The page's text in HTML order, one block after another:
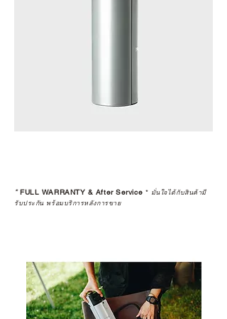
แนะนำให้คุณสอบถามทุกครั้งว่า ร้าน
อย่างเป็นทางการหรือไม่ เพื่อให้คุณ
ในอุปกรณ์ที่คุณรัก มีคุณค่าอย่าง
เพื่อให้คุณได้รับทั้งสินค้า และ
ประสบการณ์ที่สมบูรณ์แบบในระยะ
ยาว
*FULL WARRANTY & After Service * มั่นใจได้กับสินค้ามี
รับประกัน พร้อมบริการหลังการขาย